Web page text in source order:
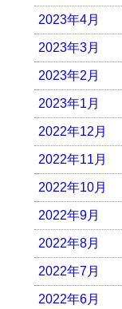
2023年4月
2023年3月
2023年2月
2023年1月
2022年12月
2022年11月
2022年10月
2022年9月
2022年8月
2022年7月
2022年6月